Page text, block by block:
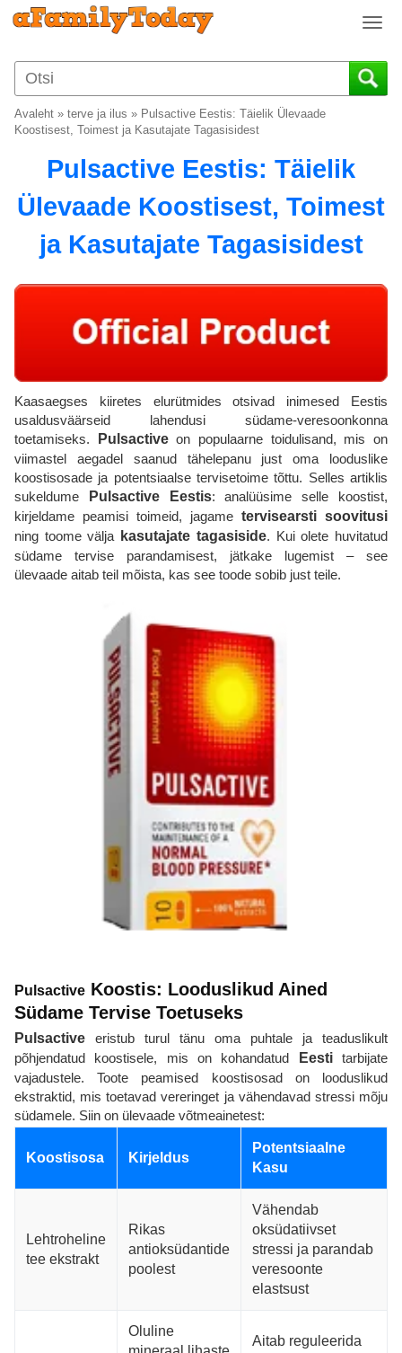
T
g
g
i
i
Avaleht » terve ja ilus » Pulsactive Eestis: Täielik Ülevaade
Koostisest, Toimest ja Kasutajate Tagasisidest
Pulsactive Eestis: Täielik
Ülevaade Koostisest, Toimest
ja Kasutajate Tagasisidest
Kaasaegses kiiretes elurütmides otsivad inimesed Eestis
usaldusväärseid lahendusi südame-veresoonkonna
toetamiseks.
Pulsactiveon populaarne toidulisand, mis on
viimastel aegadel saanud tähelepanu just oma looduslike
koostisosade ja potentsiaalse tervisetoime tõttu. Selles artiklis
sukeldume
Pulsactive Eestis: analüüsime selle koostist,
kirjeldame peamisi toimeid, jagame tervisearsti soovitusi
ning toome välja kasutajate tagasiside. Kui olete huvitatud
südame tervise parandamisest, jätkake lugemist – see
ülevaade aitab teil mõista, kas see toode sobib just teile.
Pulsactive Koostis: Looduslikud Ained
Südame Tervise Toetuseks
Pulsactive eristub turul tänu oma puhtale ja teaduslikult
põhjendatud koostisele, mis on kohandatud
Eestitarbijate
vajadustele. Toote peamised koostisosad on looduslikud
ekstraktid, mis toetavad vereringet ja vähendavad stressi mõju
südamele. Siin on ülevaade võtmeainetest:
Koostisosa Kirjeldus
Potentsiaalne
Kasu
Lehtroheline
tee ekstrakt
Rikas
antioksüdantide
poolest
Vähendab
oksüdatiivset
stressi ja parandab
veresoonte
elastsust
Oluline
Aitab reguleerida